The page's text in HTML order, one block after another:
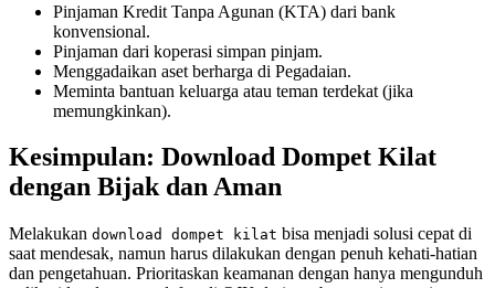
Pinjaman Kredit Tanpa Agunan (KTA) dari bank
konvensional.
Pinjaman dari koperasi simpan pinjam.
Menggadaikan aset berharga di Pegadaian.
Meminta bantuan keluarga atau teman terdekat (jika
memungkinkan).
Kesimpulan: Download Dompet Kilat
dengan Bijak dan Aman
Melakukan download dompet kilat bisa menjadi solusi cepat di
saat mendesak, namun harus dilakukan dengan penuh kehati-hatian
dan pengetahuan. Prioritaskan keamanan dengan hanya mengunduh